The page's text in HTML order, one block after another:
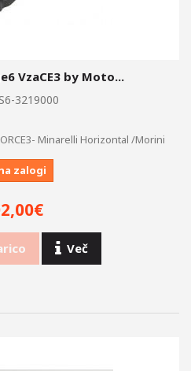
VzaCE3 by Moto...
3219000
Minarelli Horizontal /Morini
zalogi
Več